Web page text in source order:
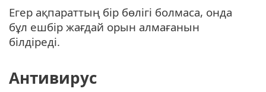
Егер ақпараттың бір бөлігі болмаса, онда
бұл ешбір жағдай орын алмағанын
білдіреді.
Антивирус